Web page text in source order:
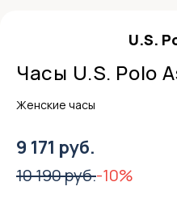
U.S.
Часы U.S. Polo
Женские часы
9 171 руб.
10 190 руб.-10%